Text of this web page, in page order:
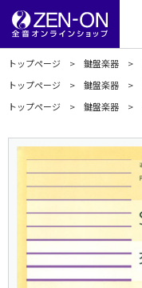
トップページ 鍵盤楽器
トップページ
鍵盤楽器
トップページ
鍵盤楽器